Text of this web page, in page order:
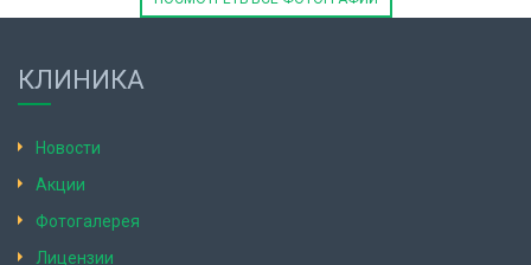
КЛИНИКА
Новости
Акции
Фотогалерея
Лицензии